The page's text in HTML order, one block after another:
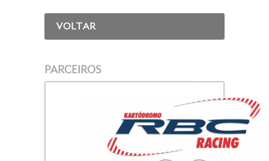
VOLTAR
PARCEIROS